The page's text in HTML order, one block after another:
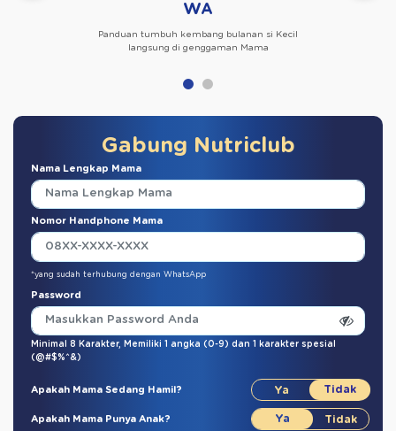
WA
Panduan tumbuh kembang bulanan si Kecil
langsung di genggaman Mama
Gabung Nutriclub
Nama Lengkap Mama
Nomor Handphone Mama
*yang sudah terhubung dengan WhatsApp
Password
Minimal 8 Karakter, Memiliki 1 angka (0-9) dan 1 karakter spesial
(@#$%^&)
Apakah Mama Sedang Hamil?
Apakah Mama Punya Anak?